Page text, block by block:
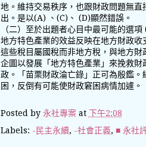
地。維持交易秩序，也跟財政問題無
出。是以(A) 、(C)、 (D)顯然錯誤。
（二）至於出題者心目中最可能的選
地方特色產業的效益反映在地方財政
這些稅目屬國稅而非地方稅，與地方
企圖以發展「地方特色產業」來挽救
政。「苗栗財政淪亡錄」正可為殷鑑
困，反倒有可能使財政窘困病情加遽。
Posted by 永社專案 at 下午2:08
Labels: -民主永續, -社會正義, ■ 永社